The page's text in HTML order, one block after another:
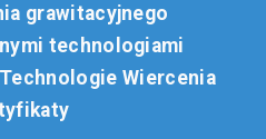
grawitacyjnego
technologiami
Wiercenia